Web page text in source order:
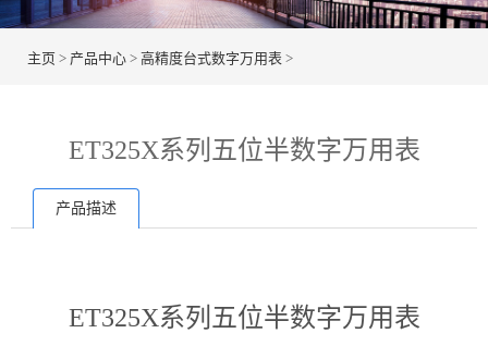
主页 > 产品中心 > 高精度台式数字万用表 >
ET325X系列五位半数字万用表
产品描述
ET325X系列五位半数字万用表